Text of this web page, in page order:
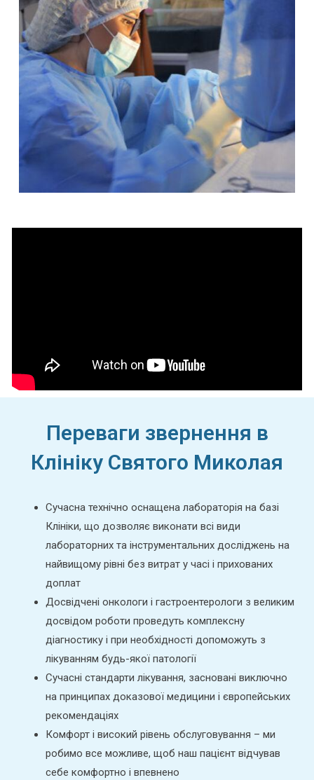
Переваги звернення в
Клініку Святого Миколая
Сучасна технічно оснащена лабораторія на базі
Клініки, що дозволяє виконати всі види
лабораторних та інструментальних досліджень на
найвищому рівні без витрат у часі і прихованих
доплат
Досвідчені онкологи і гастроентерологи з великим
досвідом роботи проведуть комплексну
діагностику і при необхідності допоможуть з
лікуванням будь-якої патології
Сучасні стандарти лікування, засновані виключно
на принципах доказової медицини і європейських
рекомендаціях
Комфорт і високий рівень обслуговування – ми
робимо все можливе, щоб наш пацієнт відчував
себе комфортно і впевнено